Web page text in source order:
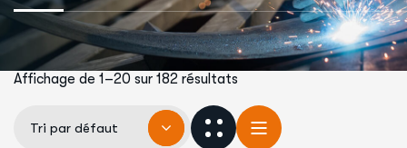
Affichage de 1–20 sur 182 résultats
Tri par défaut